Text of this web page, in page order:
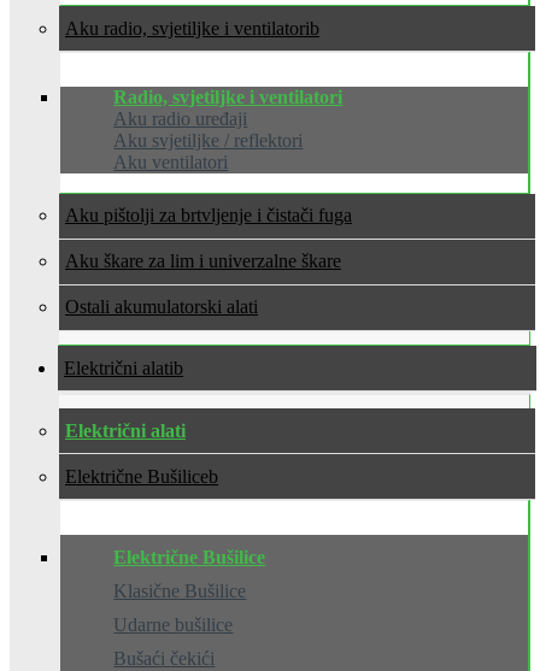
Aku radio, svjetiljke i ventilatori
Radio, svjetiljke i ventilatori
Aku radio uređaji
Aku svjetiljke / reflektori
Aku ventilatori
Aku pištolji za brtvljenje i čistači fuga
Aku škare za lim i univerzalne škare
Ostali akumulatorski alati
Električni alati
Električni alati
Električne Bušilice
Električne Bušilice
Klasične Bušilice
Udarne bušilice
Bušaći čekići